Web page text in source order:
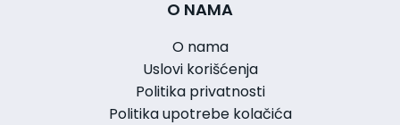
O NAMA
O nama
Uslovi korišćenja
Politika privatnosti
Politika upotrebe kolačića